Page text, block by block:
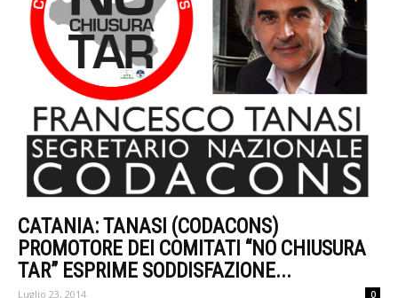
CATANIA: TANASI (CODACONS)
PROMOTORE DEI COMITATI “NO CHIUSURA
TAR” ESPRIME SODDISFAZIONE...
Luglio 23, 2014 0